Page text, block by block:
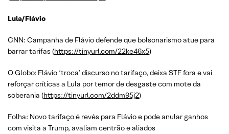
Lula/Flávio
CNN: Campanha de Flávio defende que bolsonarismo atue para
barrar tarifas (https://tinyurl.com/22ke46x5)
O Globo: Flávio ‘troca’ discurso no tarifaço, deixa STF fora e vai
reforçar críticas a Lula por temor de desgaste com mote da
soberania (https://tinyurl.com/2ddm95j2)
Folha: Novo tarifaço é revés para Flávio e pode anular ganhos
com visita a Trump, avaliam centrão e aliados